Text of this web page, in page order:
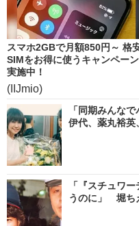
スマホ2GBで月額850円～ 格
SIMをお得に使うキャンペーン
実施中！
(IIJmio)
「同期みんな
伊代、薬丸裕英
「『スチュワ
うのに」 堀ち